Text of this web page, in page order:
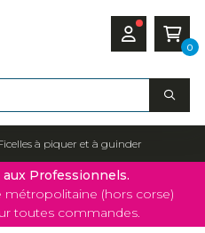
0
à piquer et à guinder
Professionnels.
métropolitaine (hors corse)
toutes commandes.